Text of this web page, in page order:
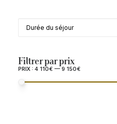
Durée du séjour
Filtrer par prix
PRIX : 4 110€ — 9 150€